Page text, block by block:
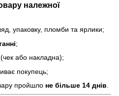
належної
упаковку, пломби та ярлики;
;
або накладна);
покупець;
пройшло не більше 14 днів